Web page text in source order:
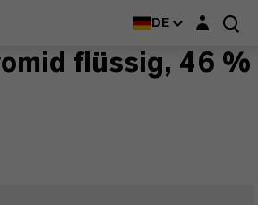
DE Login-Maske
flüssig, 46 %